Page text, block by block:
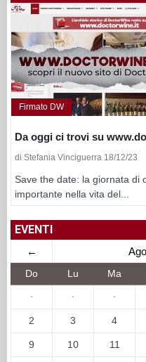
Firmato DW
Da oggi ci trovi su
di Stefania Vinciguerra 18/12/23
Save the date: la giornata di
importante nella vita del...
EVENTI
←
Do Lu Ma
· · ·
2 3 4
9 10 11